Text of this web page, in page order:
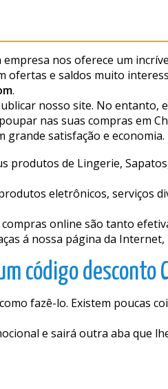
empresa nos oferece um
ofertas e saldos muito
.
nosso site. No entanto,
nas suas compras em
grande satisfação e economia.
de Lingerie,
eletrônicos, serviços
online são tanto
á nossa página da
código desconto
fazê-lo. Existem poucas
e sairá outra aba que